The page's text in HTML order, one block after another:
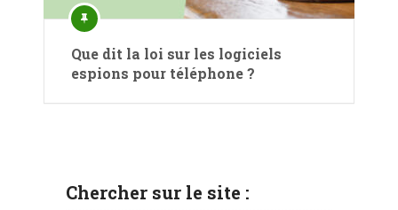
Que dit la loi sur les logiciels
espions pour téléphone ?
Chercher sur le site :